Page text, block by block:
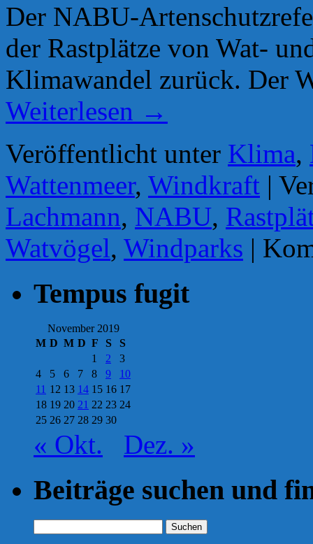
Der NABU-
der Rastplätze von Wat-
Klimawandel zurück. Der
Weiterlesen →
Veröffentlicht unter Klima,
Wattenmeer, Windkraft |
Lachmann, NABU,
Watvögel, Windparks |
Tempus fugit
November 2019
M D M D F S
S
1
2
3
4
5 6 7 8 9
10
11 12 13 14 15 16 17
18 19 20 21 22 23 24
25 26 27 28 29 30
« Okt. Dez. »
Beiträge suchen und
nach: